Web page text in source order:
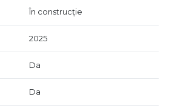
În construcție
2025
Da
Da